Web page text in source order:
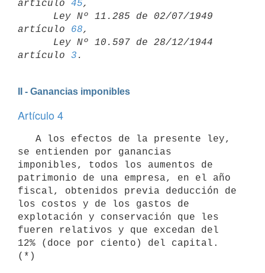
artículo 45,
artículo 68,
artículo 3
II - Ganancias imponibles
Artículo 4
se entienden por ganancias
imponibles, todos los aumentos de
patrimonio de una empresa, en el año
fiscal, obtenidos previa deducción de
los costos y de los gastos de
explotación y conservación que les
fueren relativos y que excedan del
12% (doce por ciento) del capital.
(*)